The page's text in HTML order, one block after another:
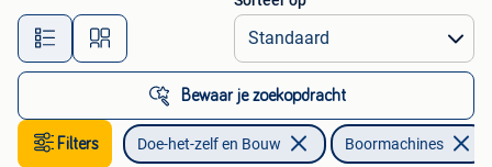
Alle afstanden…
Bewaar je zoekopdracht
Filters Doe-het-zelf en Bouw Boormachines